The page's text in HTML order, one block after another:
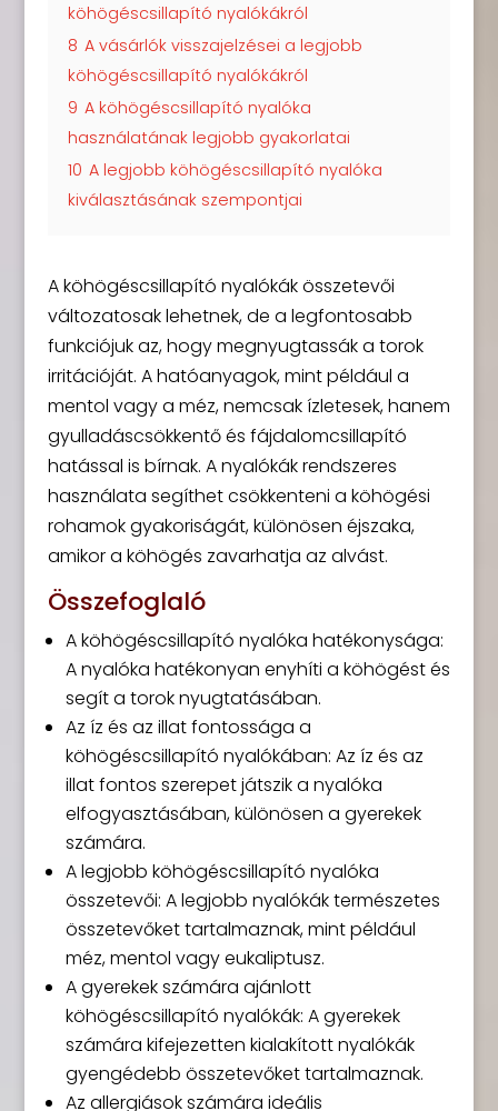
köhögéscsillapító nyalókákról
8 A vásárlók visszajelzései a legjobb
köhögéscsillapító nyalókákról
9 A köhögéscsillapító nyalóka
használatának legjobb gyakorlatai
10 A legjobb köhögéscsillapító nyalóka
kiválasztásának szempontjai
A köhögéscsillapító nyalókák összetevői
változatosak lehetnek, de a legfontosabb
funkciójuk az, hogy megnyugtassák a torok
irritációját. A hatóanyagok, mint például a
mentol vagy a méz, nemcsak ízletesek, hanem
gyulladáscsökkentő és fájdalomcsillapító
hatással is bírnak. A nyalókák rendszeres
használata segíthet csökkenteni a köhögési
rohamok gyakoriságát, különösen éjszaka,
amikor a köhögés zavarhatja az alvást.
Összefoglaló
A köhögéscsillapító nyalóka hatékonysága:
A nyalóka hatékonyan enyhíti a köhögést és
segít a torok nyugtatásában.
Az íz és az illat fontossága a
köhögéscsillapító nyalókában: Az íz és az
illat fontos szerepet játszik a nyalóka
elfogyasztásában, különösen a gyerekek
számára.
A legjobb köhögéscsillapító nyalóka
összetevői: A legjobb nyalókák természetes
összetevőket tartalmaznak, mint például
méz, mentol vagy eukaliptusz.
A gyerekek számára ajánlott
köhögéscsillapító nyalókák: A gyerekek
számára kifejezetten kialakított nyalókák
gyengédebb összetevőket tartalmaznak.
Az allergiások számára ideális